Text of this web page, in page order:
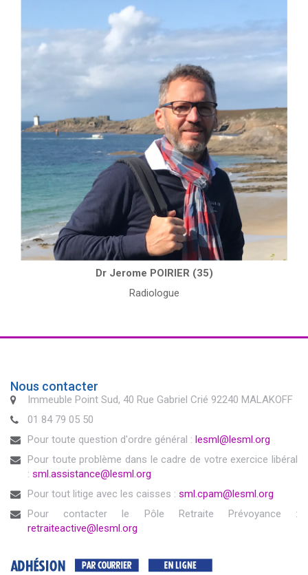
Dr Jerome POIRIER (35)
Radiologue
Nous contacter
Immeuble Point Sud, 40 Rue Gabriel Crié 92240 MALAKOFF
01 84 79 05 50
Pour toute question d'ordre général : lesml@lesml.org
Pour toute problème dans le cadre de votre exercice libéral
: sml.assistance@lesml.org
Pour tout litige avec les caisses : sml.cpam@lesml.org
Pour contacter le Pôle Retraite Prévoyance :
retraiteactive@lesml.org